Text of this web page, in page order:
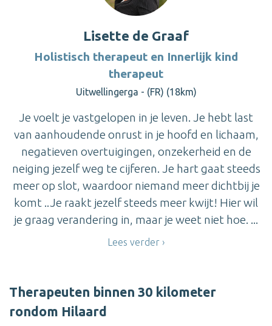
Lisette de Graaf
Holistisch therapeut en Innerlijk kind
therapeut
Uitwellingerga - (FR) (18km)
Je voelt je vastgelopen in je leven. Je hebt last
van aanhoudende onrust in je hoofd en lichaam,
negatieven overtuigingen, onzekerheid en de
neiging jezelf weg te cijferen. Je hart gaat steeds
meer op slot, waardoor niemand meer dichtbij je
komt ..Je raakt jezelf steeds meer kwijt! Hier wil
je graag verandering in, maar je weet niet hoe. ...
Lees verder
Therapeuten binnen 30 kilometer
rondom Hilaard